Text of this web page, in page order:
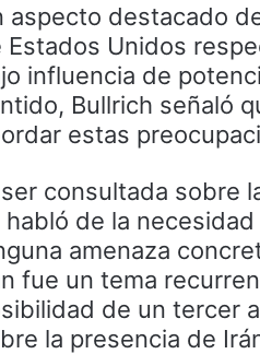
aspecto destacado
Estados Unidos
influencia de
Bullrich señaló
estas
consultada sobre
habló de la
amenaza
fue un tema
de un tercer
la presencia de